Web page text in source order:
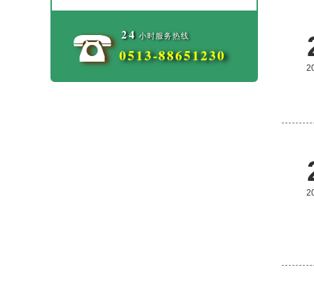
24 小时服务热线
0513-88651230